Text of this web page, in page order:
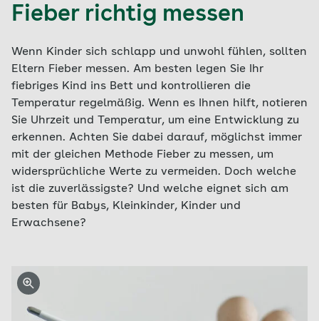
Fieber richtig messen
Wenn Kinder sich schlapp und unwohl fühlen, sollten
Eltern Fieber messen. Am besten legen Sie Ihr
fiebriges Kind ins Bett und kontrollieren die
Temperatur regelmäßig. Wenn es Ihnen hilft, notieren
Sie Uhrzeit und Temperatur, um eine Entwicklung zu
erkennen. Achten Sie dabei darauf, möglichst immer
mit der gleichen Methode Fieber zu messen, um
widersprüchliche Werte zu vermeiden. Doch welche
ist die zuverlässigste? Und welche eignet sich am
besten für Babys, Kleinkinder, Kinder und
Erwachsene?